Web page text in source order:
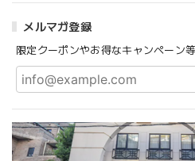
メルマガ登録
限定クーポンやお得なキャンペーン